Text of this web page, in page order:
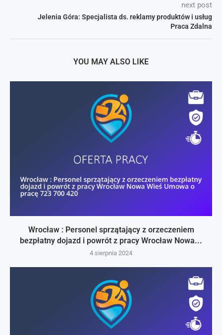
next post
Jelenia Góra: Specjalista ds. reklamy produktów i usług
Praca Zdalna
YOU MAY ALSO LIKE
Wrocław : Personel sprzątający z orzeczeniem
bezpłatny dojazd i powrót z pracy Wrocław Nowa...
4 sierpnia 2024